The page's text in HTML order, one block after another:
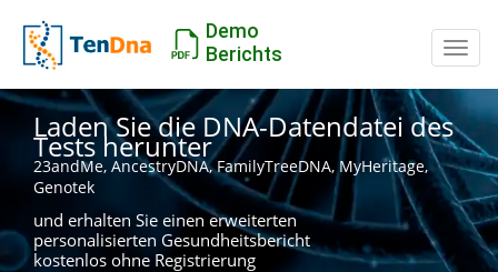
Demo
Berichts
Laden Sie die DNA-Datendatei des
Tests herunter
23andMe, AncestryDNA, FamilyTreeDNA, MyHeritage,
Genotek
und erhalten Sie einen erweiterten
personalisierten Gesundheitsbericht
kostenlos ohne Registrierung